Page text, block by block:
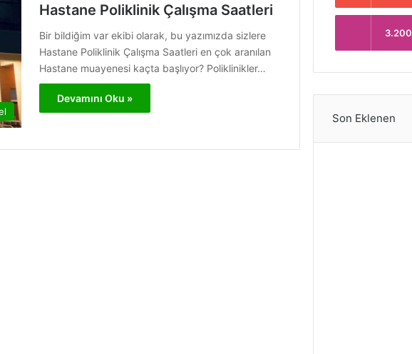
Hastane Poliklinik Çalışma Saatleri
Bir bildiğim var ekibi olarak, bu yazımızda sizlere
Hastane Poliklinik Çalışma Saatleri en çok aranılan
Hastane muayenesi kaçta başlıyor? Poliklinikler…
Devamını Oku »
3.200
Son Eklenen